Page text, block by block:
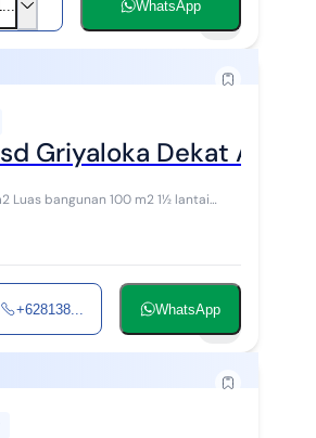
WhatsApp
Griyaloka Dekat
+628138... WhatsApp